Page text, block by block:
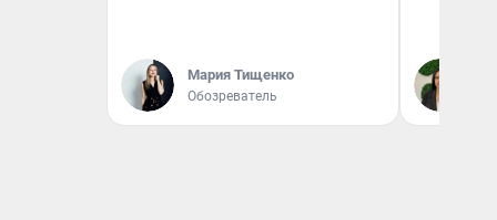
Мария Тищенко
Обозреватель